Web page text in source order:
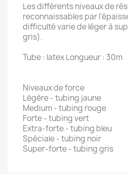
Les différents niveaux de
reconnaissables par
difficulté varie de léger à
gris).
Tube : latex Longueur : 30m
Niveaux de force
Légère - tubing jaune
Medium - tubing rouge
Forte - tubing vert
Extra-forte - tubing bleu
Spéciale - tubing noir
Super-forte - tubing gris